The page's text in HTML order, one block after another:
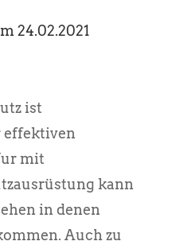
24.02.2021
ist
effektiven
mit
kann
in denen
Auch zu